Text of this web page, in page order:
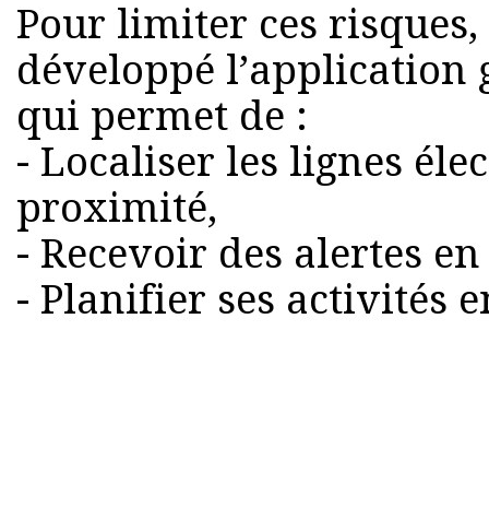
Pour limiter ces risques,
développé l’application
qui permet de :
- Localiser les lignes
proximité,
- Recevoir des alertes
- Planifier ses activités